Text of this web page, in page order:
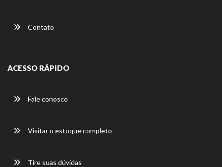
Contato
ACESSO RÁPIDO
Fale conosco
Visitar o estoque completo
Tire suas dúvidas